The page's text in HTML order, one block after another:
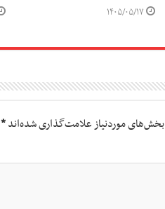
۱۴۰۵/۰۵/۱۷
بخش‌های موردنیاز علامت‌گذاری شده‌اند*